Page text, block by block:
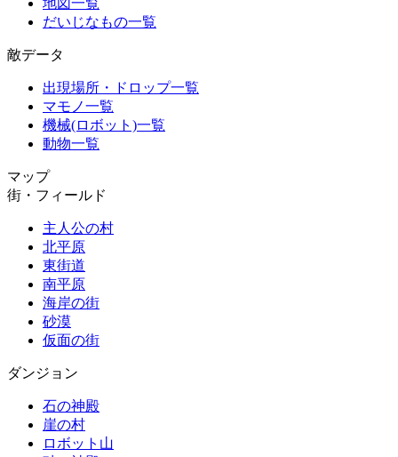
地図一覧
だいじなもの一覧
敵データ
出現場所・ドロップ一覧
マモノ一覧
機械(ロボット)一覧
動物一覧
マップ
街・フィールド
主人公の村
北平原
東街道
南平原
海岸の街
砂漠
仮面の街
ダンジョン
石の神殿
崖の村
ロボット山